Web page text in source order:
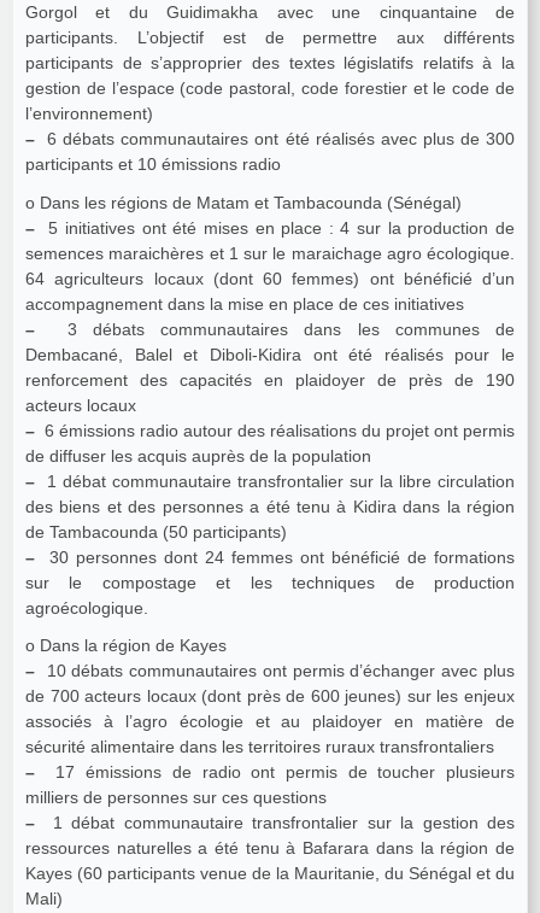
Gorgol et du Guidimakha avec une cinquantaine de
participants. L’objectif est de permettre aux différents
participants de s’approprier des textes législatifs relatifs à la
gestion de l’espace (code pastoral, code forestier et le code de
l’environnement)
– 6 débats communautaires ont été réalisés avec plus de 300
participants et 10 émissions radio
o Dans les régions de Matam et Tambacounda (Sénégal)
– 5 initiatives ont été mises en place : 4 sur la production de
semences maraichères et 1 sur le maraichage agro écologique.
64 agriculteurs locaux (dont 60 femmes) ont bénéficié d’un
accompagnement dans la mise en place de ces initiatives
– 3 débats communautaires dans les communes de
Dembacané, Balel et Diboli-Kidira ont été réalisés pour le
renforcement des capacités en plaidoyer de près de 190
acteurs locaux
– 6 émissions radio autour des réalisations du projet ont permis
de diffuser les acquis auprès de la population
– 1 débat communautaire transfrontalier sur la libre circulation
des biens et des personnes a été tenu à Kidira dans la région
de Tambacounda (50 participants)
– 30 personnes dont 24 femmes ont bénéficié de formations
sur le compostage et les techniques de production
agroécologique.
o Dans la région de Kayes
– 10 débats communautaires ont permis d’échanger avec plus
de 700 acteurs locaux (dont près de 600 jeunes) sur les enjeux
associés à l’agro écologie et au plaidoyer en matière de
sécurité alimentaire dans les territoires ruraux transfrontaliers
– 17 émissions de radio ont permis de toucher plusieurs
milliers de personnes sur ces questions
– 1 débat communautaire transfrontalier sur la gestion des
ressources naturelles a été tenu à Bafarara dans la région de
Kayes (60 participants venue de la Mauritanie, du Sénégal et du
Mali)